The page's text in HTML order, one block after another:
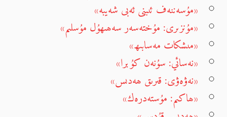
«مۇسەننەف ئىبنى ئەبى شەيبە»
«مۇنزىرى: مۇختەسەر سەھىھۇل مۇسلىم»
«مىشكات مەسابىھ»
«نەسائي: سۇنەن كۇبرا»
«نەۋەۋى: قىرىق ھەدىس»
«ھاكىم: مۇستەدرەك»